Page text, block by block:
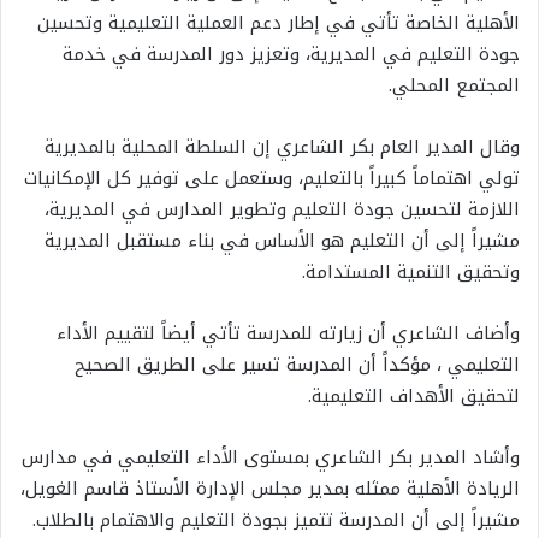
الأهلية الخاصة تأتي في إطار دعم العملية التعليمية وتحسين
جودة التعليم في المديرية، وتعزيز دور المدرسة في خدمة
المجتمع المحلي.
وقال المدير العام بكر الشاعري إن السلطة المحلية بالمديرية
تولي اهتماماً كبيراً بالتعليم، وستعمل على توفير كل الإمكانيات
اللازمة لتحسين جودة التعليم وتطوير المدارس في المديرية،
مشيراً إلى أن التعليم هو الأساس في بناء مستقبل المديرية
وتحقيق التنمية المستدامة.
وأضاف الشاعري أن زيارته للمدرسة تأتي أيضاً لتقييم الأداء
التعليمي ، مؤكداً أن المدرسة تسير على الطريق الصحيح
لتحقيق الأهداف التعليمية.
وأشاد المدير بكر الشاعري بمستوى الأداء التعليمي في مدارس
الريادة الأهلية ممثله بمدير مجلس الإدارة الأستاذ قاسم الغويل،
مشيراً إلى أن المدرسة تتميز بجودة التعليم والاهتمام بالطلاب.